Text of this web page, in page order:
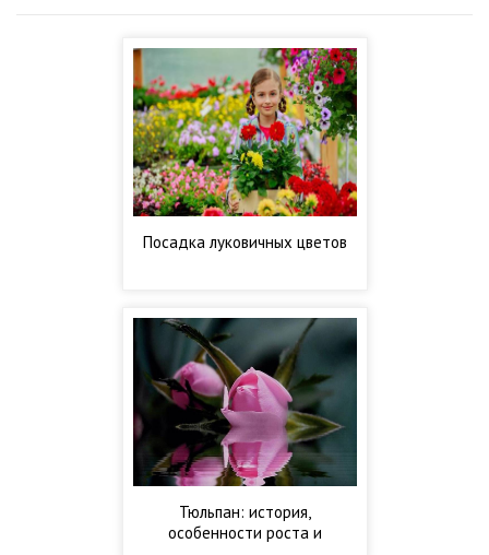
Посадка луковичных цветов
Тюльпан: история,
особенности роста и